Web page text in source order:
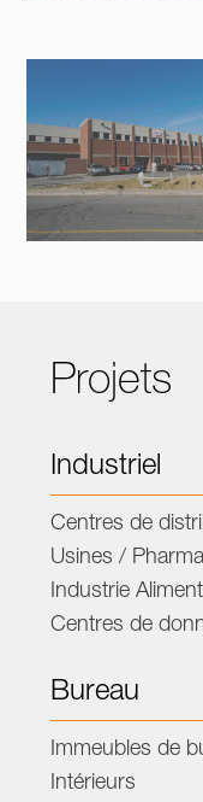
Projets
Industriel
Centres de
Usines /
Industrie
Centres de
Bureau
Immeubles de
Intérieurs